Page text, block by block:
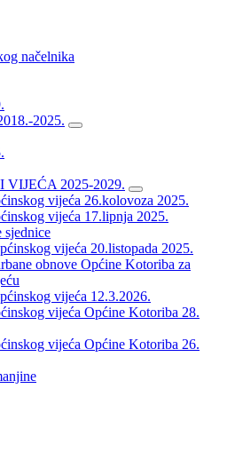
načelnika
2025.
2025-2029.
vijeća 26.kolovoza 2025.
vijeća 17.lipnja 2025.
sjednice
vijeća 20.listopada 2025.
obnove Općine Kotoriba za
vijeća 12.3.2026.
vijeća Općine Kotoriba 28.
vijeća Općine Kotoriba 26.